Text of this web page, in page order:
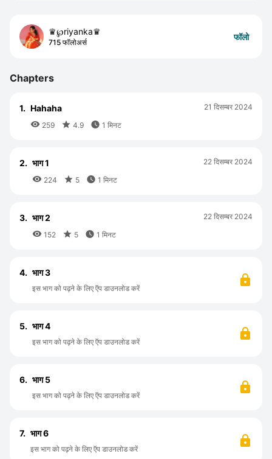
♛℘riyanka♛
715 फॉलोअर्स
फॉलो
Chapters
1. Hahaha
 259  4.9  1 मिनट
21 दिसम्बर 2024
2. भाग 1
 224  5  1 मिनट
22 दिसम्बर 2024
3. भाग 2
 152  5  1 मिनट
22 दिसम्बर 2024
4. भाग 3
इस भाग को पढ़ने के लिए ऍप डाउनलोड करें
5. भाग 4
इस भाग को पढ़ने के लिए ऍप डाउनलोड करें
6. भाग 5
इस भाग को पढ़ने के लिए ऍप डाउनलोड करें
7. भाग 6
इस भाग को पढ़ने के लिए ऍप डाउनलोड करें